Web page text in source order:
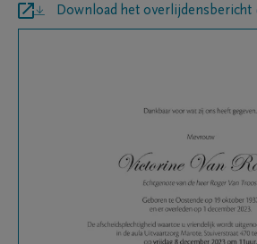
Download het overlijdensbericht